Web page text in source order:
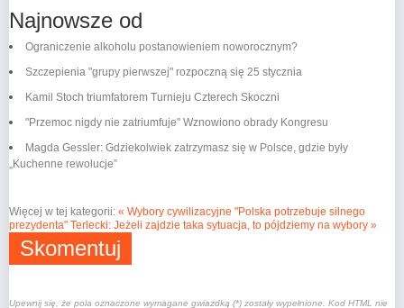
Najnowsze od
Ograniczenie alkoholu postanowieniem noworocznym?
Szczepienia "grupy pierwszej" rozpoczną się 25 stycznia
Kamil Stoch triumfatorem Turnieju Czterech Skoczni
"Przemoc nigdy nie zatriumfuje" Wznowiono obrady Kongresu
Magda Gessler: Gdziekolwiek zatrzymasz się w Polsce, gdzie były
„Kuchenne rewolucje”
Więcej w tej kategorii: « Wybory cywilizacyjne "Polska potrzebuje silnego
prezydenta" Terlecki: Jeżeli zajdzie taka sytuacja, to pójdziemy na wybory »
Skomentuj
Upewnij się, że pola oznaczone wymagane gwiazdką (*) zostały wypełnione. Kod HTML nie